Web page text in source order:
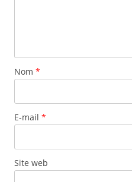
Nom *
E-mail *
Site web